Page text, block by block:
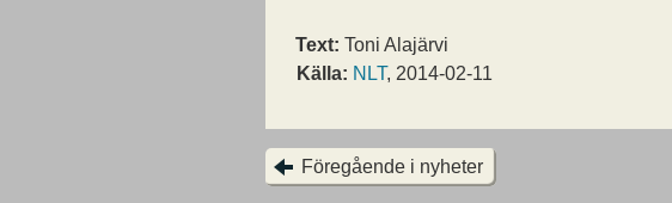
Text: Toni Alajärvi
Källa: NLT, 2014-02-11
Föregående i nyheter